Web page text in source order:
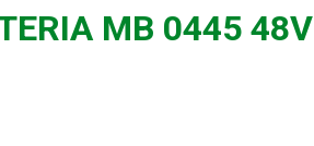
MB 0445 48V